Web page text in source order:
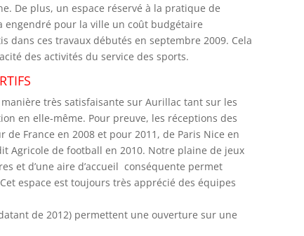
De plus, un espace réservé à la pratique de
engendré pour la ville un coût budgétaire
dans ces travaux débutés en septembre 2009. Cela
des activités du service des sports.
très satisfaisante sur Aurillac tant sur les
en elle-même. Pour preuve, les réceptions des
France en 2008 et pour 2011, de Paris Nice en
Agricole de football en 2010. Notre plaine de jeux
et d’une aire d’accueil conséquente permet
espace est toujours très apprécié des équipes
de 2012) permettent une ouverture sur une